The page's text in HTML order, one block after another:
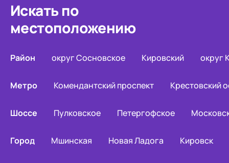
Искать по
местоположению
Район округ Сосновское Кировский округ
Метро Комендантский проспект Крестовский
Шоссе Пулковское Петергофское
Город Мшинская Новая Ладога Кировск